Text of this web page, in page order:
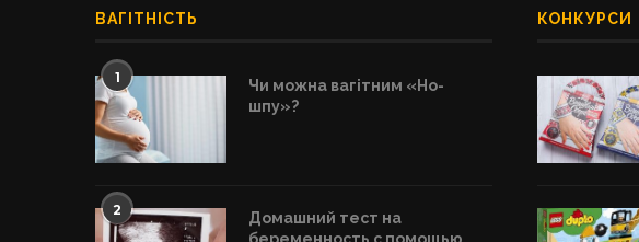
ВАГІТНІСТЬ
1
Чи можна вагітним «Но-
шпу»?
2
Домашний тест на
КОНКУРСИ